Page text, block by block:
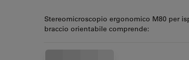
Stereomicroscopio ergonomico M80 per
braccio orientabile comprende: